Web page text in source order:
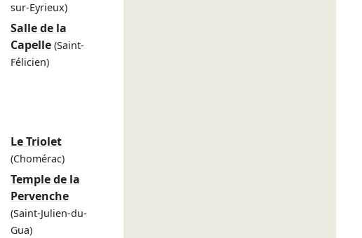
sur-Eyrieux)
Salle de la
Capelle (Saint-
Félicien)
Le Triolet
(Chomérac)
Temple de la
Pervenche
(Saint-Julien-du-
Gua)